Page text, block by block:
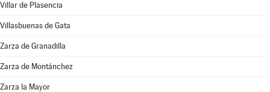
Villar de Plasencia
Villasbuenas de Gata
Zarza de Granadilla
Zarza de Montánchez
Zarza la Mayor